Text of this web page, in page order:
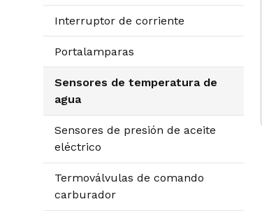
Interruptor de corriente
Portalamparas
Sensores de temperatura de
agua
Sensores de presión de aceite
eléctrico
Termoválvulas de comando
carburador